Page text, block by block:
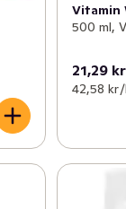
Vitamin
500 ml,
21,29 kr
42,58 kr /l